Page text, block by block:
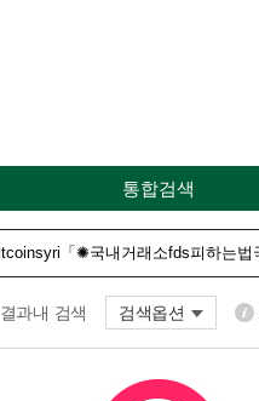
통합검색
결과내 검색 검색옵션